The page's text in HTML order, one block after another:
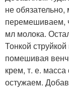
не
перемешиваем,
мл молока.
Тонкой
помешивая
крем, т. е. масса
остужаем.